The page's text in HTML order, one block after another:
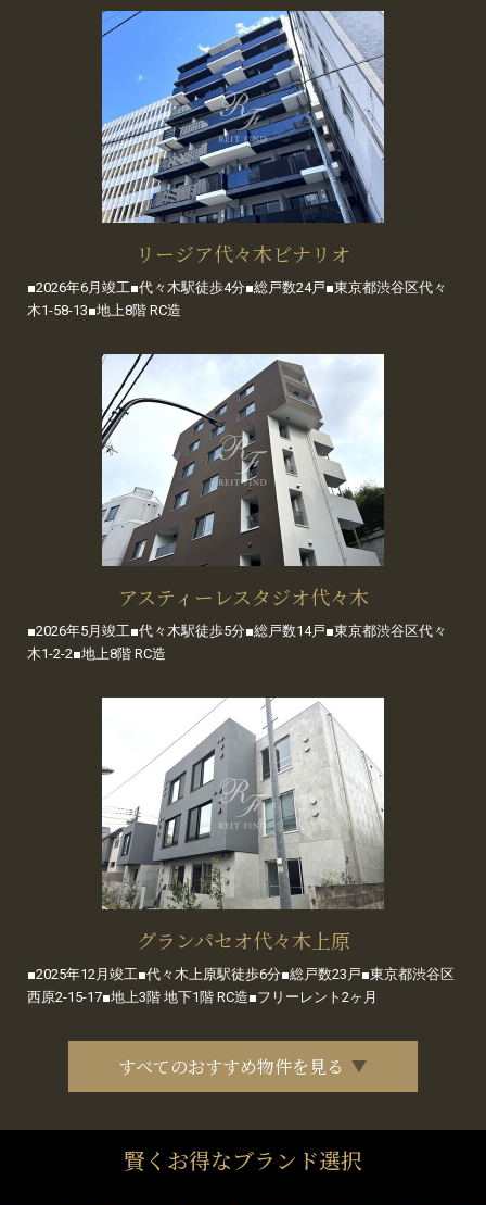
リージア代々木ビナリオ
■2026年6月竣工■代々木駅徒歩4分■総戸数24戸■東京都渋谷区代々
木1-58-13■地上8階 RC造
アスティーレスタジオ代々木
■2026年5月竣工■代々木駅徒歩5分■総戸数14戸■東京都渋谷区代々
木1-2-2■地上8階 RC造
グランパセオ代々木上原
■2025年12月竣工■代々木上原駅徒歩6分■総戸数23戸■東京都渋谷区
西原2-15-17■地上3階 地下1階 RC造■フリーレント2ヶ月
すべてのおすすめ物件を見る
賢くお得なブランド選択